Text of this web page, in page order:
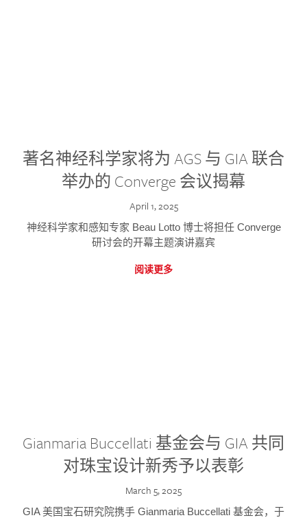
著名神经科学家将为 AGS 与 GIA 联合
举办的 Converge 会议揭幕
April 1, 2025
神经科学家和感知专家 Beau Lotto 博士将担任 Converge
研讨会的开幕主题演讲嘉宾
阅读更多
Gianmaria Buccellati 基金会与 GIA 共同
对珠宝设计新秀予以表彰
March 5, 2025
GIA 美国宝石研究院携手 Gianmaria Buccellati 基金会，于